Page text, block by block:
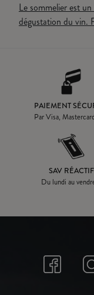
Le sommelier est
dégustation du vin.
PAIEMENT
Par Visa,
SAV RÉACTIF
Du lundi au